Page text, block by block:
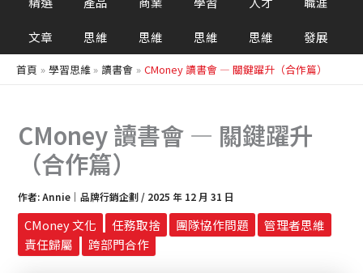
文章 思維 思維 思維 思維 發展
首頁 學習思維 讀書會 CMoney 讀書會 — 關鍵躍升（合作篇）
CMoney 讀書會 — 關鍵躍升
（合作篇）
作者:Annie｜品牌行銷企劃 / 2025 年 12 月 31 日
CMoney 文化 任務取捨 團隊協作問題
管理者思維
責任歸屬
跨部門合作